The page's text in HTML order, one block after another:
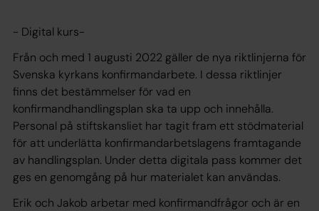
- Digital kurs-
Från och med 1 augusti 2022 gäller de nya riktlinjerna för
Svenska kyrkans konfirmandarbete. I dessa riktlinjer
finns det bestämmelser för vad en
konfirmandhandlingsplan ska ta upp och innehålla.
Personal på stiftskansliet har tagit fram ett stödmaterial
för att underlätta konfirmandarbetslagens framtagande
av handlingsplan. Under detta digitala pass kommer det
ges en genomgång på hur materialet kan användas.
Erik och Jakob arbetar med konfirmandfrågor och är en